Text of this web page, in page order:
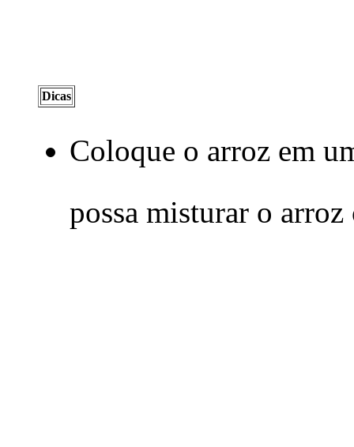
Dicas
Coloque o arroz em
possa misturar o